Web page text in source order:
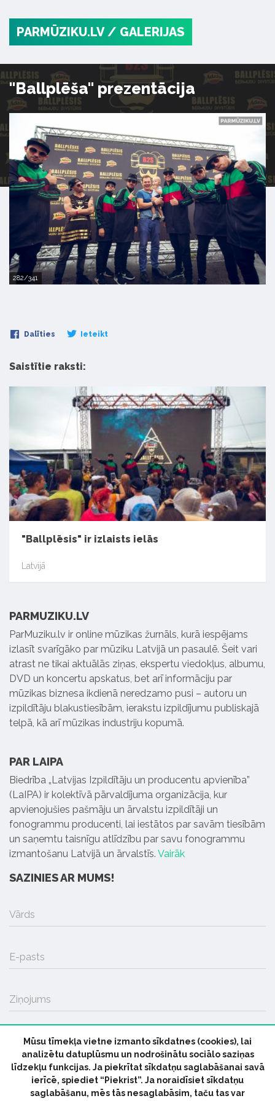
PARMŪZIKU.LV / GALERIJAS
"Ballplēša" prezentācija
282/341
Dalīties Ieteikt
Saistītie raksti:
"Ballplēsis" ir izlaists ielās
Latvijā
PARMUZIKU.LV
ParMuziku.lv ir online mūzikas žurnāls, kurā iespējams
izlasīt svarīgāko par mūziku Latvijā un pasaulē. Šeit vari
atrast ne tikai aktuālās ziņas, ekspertu viedokļus, albumu,
DVD un koncertu apskatus, bet arī informāciju par
mūzikas biznesa ikdienā neredzamo pusi – autoru un
izpildītāju blakustiesībām, ierakstu izpildījumu publiskajā
telpā, kā arī mūzikas industriju kopumā.
PAR LAIPA
Biedrība „Latvijas Izpildītāju un producentu apvienība”
(LaIPA) ir kolektīvā pārvaldījuma organizācija, kur
apvienojušies pašmāju un ārvalstu izpildītāji un
fonogrammu producenti, lai iestātos par savām tiesībām
un saņemtu taisnīgu atlīdzību par savu fonogrammu
izmantošanu Latvijā un ārvalstīs. Vairāk
SAZINIES AR MUMS!
Vārds
E-pasts
Ziņojums
SŪTĪT
Mūsu tīmekļa vietne izmanto sīkdatnes (cookies), lai
analizētu datuplūsmu un nodrošinātu sociālo saziņas
līdzekļu funkcijas. Ja piekrītat sīkdatņu saglabāšanai savā
ierīcē, spiediet “Piekrist”. Ja noraidīsiet sīkdatņu
saglabāšanu, mēs tās nesaglabāsim, taču tas var